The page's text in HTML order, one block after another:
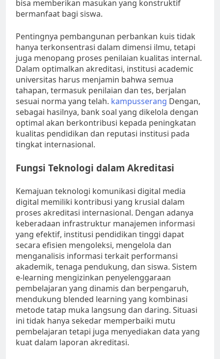
bisa memberikan masukan yang konstruktif
bermanfaat bagi siswa.
Pentingnya pembangunan perbankan kuis tidak
hanya terkonsentrasi dalam dimensi ilmu, tetapi
juga menopang proses penilaian kualitas internal.
Dalam optimalkan akreditasi, institusi academic
universitas harus menjamin bahwa semua
tahapan, termasuk penilaian dan tes, berjalan
sesuai norma yang telah. kampusserang Dengan,
sebagai hasilnya, bank soal yang dikelola dengan
optimal akan berkontribusi kepada peningkatan
kualitas pendidikan dan reputasi institusi pada
tingkat internasional.
Fungsi Teknologi dalam Akreditasi
Kemajuan teknologi komunikasi digital media
digital memiliki kontribusi yang krusial dalam
proses akreditasi internasional. Dengan adanya
keberadaan infrastruktur manajemen informasi
yang efektif, institusi pendidikan tinggi dapat
secara efisien mengoleksi, mengelola dan
menganalisis informasi terkait performansi
akademik, tenaga pendukung, dan siswa. Sistem
e-learning mengizinkan penyelenggaraan
pembelajaran yang dinamis dan berpengaruh,
mendukung blended learning yang kombinasi
metode tatap muka langsung dan daring. Situasi
ini tidak hanya sekedar memperbaiki mutu
pembelajaran tetapi juga menyediakan data yang
kuat dalam laporan akreditasi.